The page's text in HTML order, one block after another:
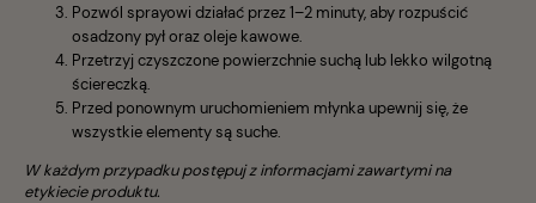
Pozwól sprayowi działać przez 1–2 minuty, aby rozpuścić
osadzony pył oraz oleje kawowe.
Przetrzyj czyszczone powierzchnie suchą lub lekko wilgotną
ściereczką.
Przed ponownym uruchomieniem młynka upewnij się, że
wszystkie elementy są suche.
W każdym przypadku postępuj z informacjami zawartymi na
etykiecie produktu.